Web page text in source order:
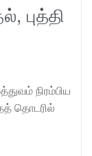
புத்தி
நிரம்பிய
தொடரில்